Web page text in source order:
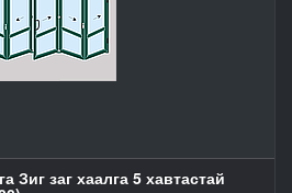
Зиг заг хаалга 5 хавтастай